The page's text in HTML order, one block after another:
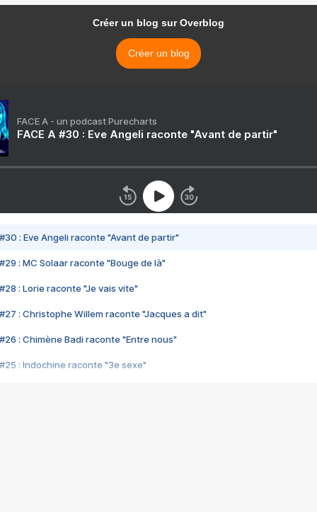
Créer un blog sur Overblog
Créer un blog
FACE A - un podcast Purecharts
FACE A #30 : Eve Angeli raconte "Avant de partir"
#30 : Eve Angeli raconte "Avant de partir"
#29 : MC Solaar raconte "Bouge de là"
#28 : Lorie raconte "Je vais vite"
#27 : Christophe Willem raconte "Jacques a dit"
#26 : Chimène Badi raconte "Entre nous"
#25 : Indochine raconte "3e sexe"